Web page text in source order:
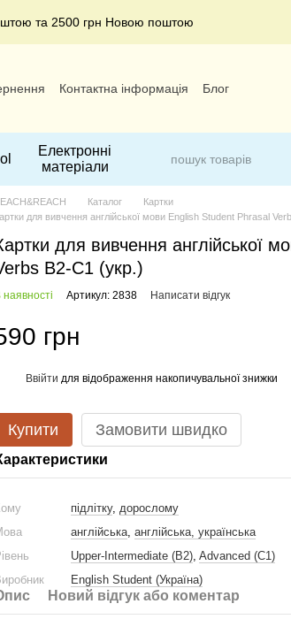
та 2500 грн Новою поштою
Контактна інформація
Блог
Електронні
матеріали
Каталог
Картки
для вивчення англійської мови English Student Phrasal
для вивчення англійської
В2-С1 (укр.)
наявності Артикул: 2838 Написати відгук
грн
Ввійти для відображення накопичувальної знижки
Купити Замовити швидко
підлітку, дорослому
англійська, англійська, українська
Upper-Intermediate (B2), Advanced (C1)
English Student (Україна)
Новий відгук або коментар